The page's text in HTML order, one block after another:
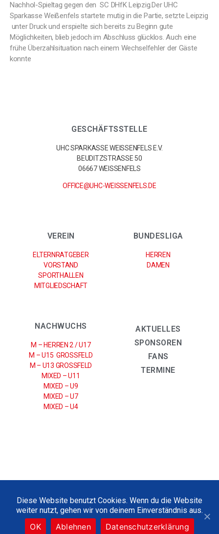
Nachhol-Spieltag gegen den SC DHfK Leipzig.Der UHC
Sparkasse Weißenfels startete mutig in die Partie, setzte Leipzig
unter Druck und erspielte sich bereits zu Beginn gute
Möglichkeiten, blieb jedoch im Abschluss glücklos. Auch eine
frühe Überzahlsituation nach einem Wechselfehler der Gäste
konnte
GESCHÄFTSSTELLE
UHC SPARKASSE WEISSENFELS E.V.
BEUDITZSTRASSE 50
06667 WEISSENFELS
OFFICE@UHC-WEISSENFELS.DE
VEREIN
ELTERNRATGEBER
VORSTAND
SPORTHALLEN
MITGLIEDSCHAFT
BUNDESLIGA
HERREN
DAMEN
NACHWUCHS
M – HERREN 2 / U17
M – U15 GROSSFELD
M – U13 GROSSFELD
MIXED – U11
MIXED – U9
MIXED – U7
MIXED – U4
AKTUELLES
SPONSOREN
FANS
TERMINE
2021 © UHC SPARKASSE WEISSENFELS E.V
Diese Website benutzt Cookies. Wenn du die Website
weiter nutzt, gehen wir von deinem Einverständnis aus.
OK Ablehnen Datenschutzerklärung